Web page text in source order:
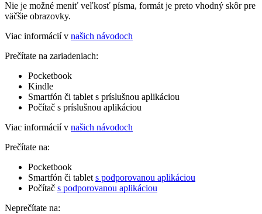
Nie je možné meniť veľkosť písma, formát je preto vhodný skôr pre
väčšie obrazovky.
Viac informácií v našich návodoch
Prečítate na zariadeniach:
Pocketbook
Kindle
Smartfón či tablet s príslušnou aplikáciou
Počítač s príslušnou aplikáciou
Viac informácií v našich návodoch
Prečítate na:
Pocketbook
Smartfón či tablet s podporovanou aplikáciou
Počítač s podporovanou aplikáciou
Neprečítate na: